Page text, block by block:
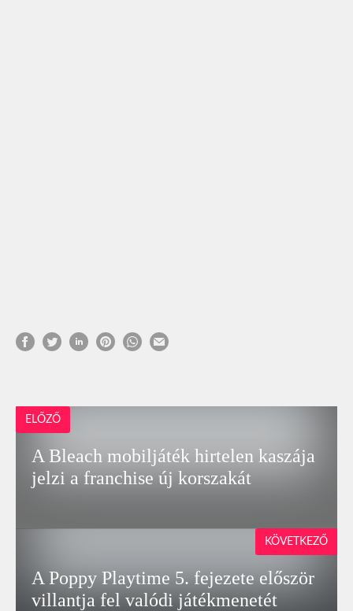
ELŐZŐ
A Bleach mobiljáték hirtelen kaszája
jelzi a franchise új korszakát
A Poppy Playtime 5. fejezete először
villantja fel valódi játékmenetét
KÖVETKEZŐ